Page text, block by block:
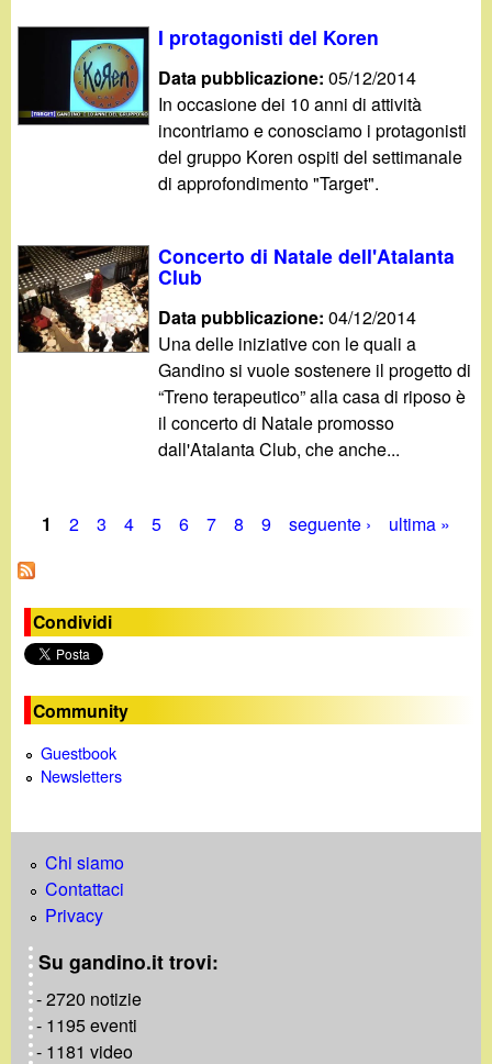
I protagonisti del Koren
Data pubblicazione:05/12/2014
In occasione dei 10 anni di attività
incontriamo e conosciamo i protagonisti
del gruppo Koren ospiti del settimanale
di approfondimento "Target".
Concerto di Natale dell'Atalanta
Club
Data pubblicazione:04/12/2014
Una delle iniziative con le quali a
Gandino si vuole sostenere il progetto di
“Treno terapeutico” alla casa di riposo è
il concerto di Natale promosso
dall'Atalanta Club, che anche...
P
g
n
e
1 2 3 4 5 6 7 8 9 seguente › ultima »
Condividi
Community
Guestbook
Newsletters
Chi siamo
Contattaci
Privacy
Su gandino.it trovi:
- 2720 notizie
- 1195 eventi
- 1181 video